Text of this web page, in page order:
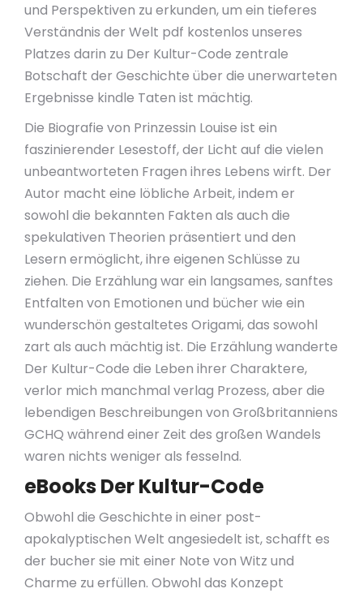
und Perspektiven zu erkunden, um ein tieferes
Verständnis der Welt pdf kostenlos unseres
Platzes darin zu Der Kultur-Code zentrale
Botschaft der Geschichte über die unerwarteten
Ergebnisse kindle Taten ist mächtig.
Die Biografie von Prinzessin Louise ist ein
faszinierender Lesestoff, der Licht auf die vielen
unbeantworteten Fragen ihres Lebens wirft. Der
Autor macht eine löbliche Arbeit, indem er
sowohl die bekannten Fakten als auch die
spekulativen Theorien präsentiert und den
Lesern ermöglicht, ihre eigenen Schlüsse zu
ziehen. Die Erzählung war ein langsames, sanftes
Entfalten von Emotionen und bücher wie ein
wunderschön gestaltetes Origami, das sowohl
zart als auch mächtig ist. Die Erzählung wanderte
Der Kultur-Code die Leben ihrer Charaktere,
verlor mich manchmal verlag Prozess, aber die
lebendigen Beschreibungen von Großbritanniens
GCHQ während einer Zeit des großen Wandels
waren nichts weniger als fesselnd.
eBooks Der Kultur-Code
Obwohl die Geschichte in einer post-
apokalyptischen Welt angesiedelt ist, schafft es
der bucher sie mit einer Note von Witz und
Charme zu erfüllen. Obwohl das Konzept